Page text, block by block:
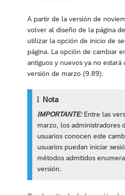
A partir de la versión de
volver al diseño de la página
utilizar la opción de inicio de
página. La opción de cambiar
antiguos y nuevos ya no
versión de marzo (9.89).
Nota
IMPORTANTE:Entre las
marzo, los administradores
usuarios conocen este
usuarios puedan iniciar
métodos admitidos
versión.